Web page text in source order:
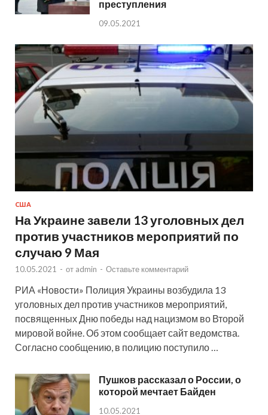
преступления
09.05.2021
США
На Украине завели 13 уголовных дел
против участников мероприятий по
случаю 9 Мая
10.05.2021 - от admin - Оставьте комментарий
РИА «Новости» Полиция Украины возбудила 13
уголовных дел против участников мероприятий,
посвященных Дню победы над нацизмом во Второй
мировой войне. Об этом сообщает сайт ведомства.
Согласно сообщению, в полицию поступило …
Пушков рассказал о России, о
которой мечтает Байден
10.05.2021